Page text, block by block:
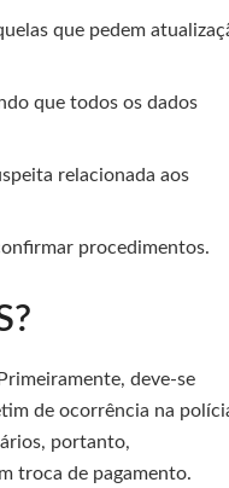
que pedem
que todos os dados
relacionada aos
procedimentos.
deve-se
de ocorrência na
portanto,
troca de pagamento.